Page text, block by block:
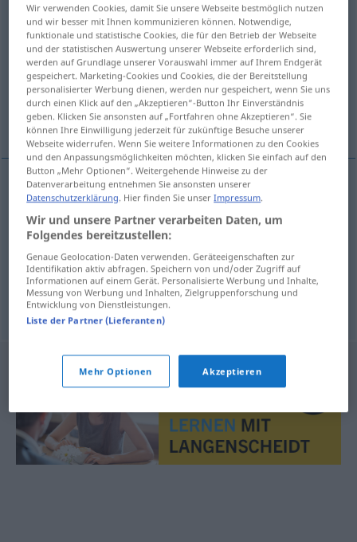
afstemmenv
Übersicht aller Übersetzungen
(Für mehr Details die Übersetzung anklicken/antippen)
ablehnen, niederstimmen, abstimmen,
einstellen
ablehnen,niederstimmen afstemmen
abstimmen afstemmen
einstellen afstemmen RADIO etc
Wir verwenden Cookies, damit Sie unsere Webseite bestmöglich nutzen
und wir besser mit Ihnen kommunizieren können. Notwendige,
funktionale und statistische Cookies, die für den Betrieb der Webseite
und der statistischen Auswertung unserer Webseite erforderlich sind,
werden auf Grundlage unserer Vorauswahl immer auf Ihrem Endgerät
gespeichert. Marketing-Cookies und Cookies, die der Bereitstellung
personalisierter Werbung dienen, werden nur gespeichert, wenn Sie uns
durch einen Klick auf den „Akzeptieren“-Button Ihr Einverständnis
geben. Klicken Sie ansonsten auf „Fortfahren ohne Akzeptieren“. Sie
können Ihre Einwilligung jederzeit für zukünftige Besuche unserer
Webseite widerrufen. Wenn Sie weitere Informationen zu den Cookies
und den Anpassungsmöglichkeiten möchten, klicken Sie einfach auf den
Button „Mehr Optionen“. Weitergehende Hinweise zu der
Datenverarbeitung entnehmen Sie ansonsten unserer
Datenschutzerklärung. Hier finden Sie unserImpressum.
Wir und unsere Partner verarbeiten Daten, um
Folgendes bereitzustellen:
Genaue Geolocation-Daten verwenden. Geräteeigenschaften zur
Identifikation aktiv abfragen. Speichern von und/oder Zugriff auf
Informationen auf einem Gerät. Personalisierte Werbung und Inhalte,
Messung von Werbung und Inhalten, Zielgruppenforschung und
Entwicklung von Dienstleistungen.
Liste der Partner (Lieferanten)
Mehr Optionen Akzeptieren